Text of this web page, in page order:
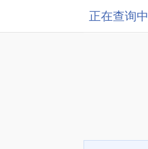
正在查询中